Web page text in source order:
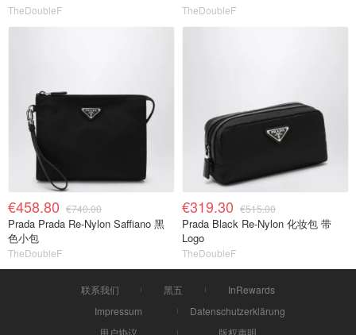
TheDoubleF TheDoubleF
€458.80 €740.00
Prada Prada Re-Nylon Saffiano 黑
色小包
TheDoubleF
€319.30 €515.00
Prada Black Re-Nylon 化妆包 带
Logo
TheDoubleF
联系我们 黑五
InRewards
Impressum
Datenschutzerklärung
用户协议
版权声明